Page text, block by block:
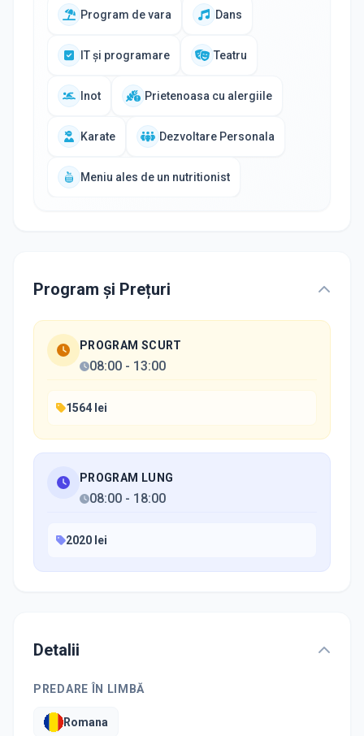
Program de vara Dans
IT și programare Teatru
Inot Prietenoasa cu alergiile
Karate Dezvoltare Personala
Meniu ales de un nutritionist
Program și Prețuri
PROGRAM SCURT
08:00 - 13:00
1564 lei
PROGRAM LUNG
08:00 - 18:00
2020 lei
Detalii
PREDARE ÎN LIMBĂ
Romana